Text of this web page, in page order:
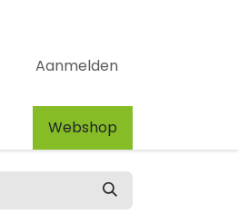
Aanmelden
Webshop​